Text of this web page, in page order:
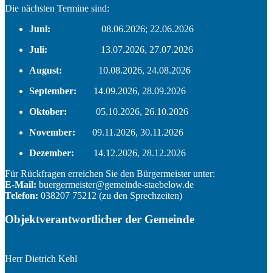
Die nächsten Termine sind:
Juni: 08.06.2026; 22.06.2026
Juli: 13.07.2026, 27.07.2026
August: 10.08.2026, 24.08.2026
September: 14.09.2026, 28.09.2026
Oktober: 05.10.2026, 26.10.2026
November: 09.11.2026, 30.11.2026
Dezember: 14.12.2026, 28.12.2026
Für Rückfragen erreichen Sie den Bürgermeister unter:
E-Mail: buergermeister@gemeinde-staebelow.de
Telefon: 038207 75212 (zu den Sprechzeiten)
Objektverantwortlicher der Gemeinde
Herr Dietrich Kehl